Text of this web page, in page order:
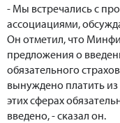
- Мы встречались с
ассоциациями,
Он отметил, что
предложения о
обязательного
вынуждено платить
этих сферах
введено, - сказал он.